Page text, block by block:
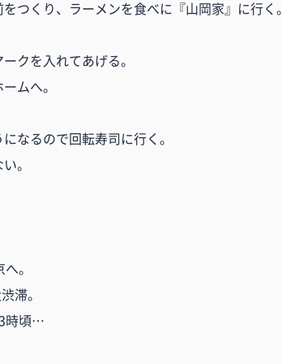
つくり、ラーメンを食べに『山岡家』に行く。
クを入れてあげる。
ムへ。
なるので回転寿司に行く。
。
。
滞。
時頃…